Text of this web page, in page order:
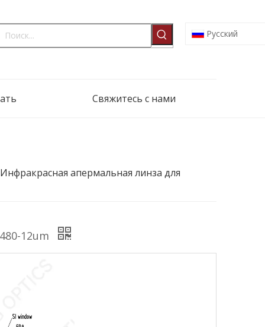
Pусский
Свяжитесь с нами
Инфракрасная апермальная линза для
12um